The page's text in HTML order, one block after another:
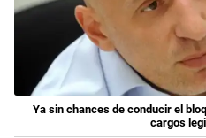
Ya sin chances de conducir el
cargos